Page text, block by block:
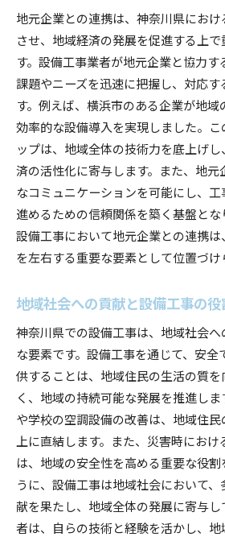
地元企業との連携は、神奈川県にお
させ、地域経済の発展を促進する上
す。設備工事業者が地元企業と協力
課題やニーズを迅速に把握し、対応
す。例えば、横浜市のある企業が地域
効率的な設備導入を実現しました。
ップは、地域全体の技術力を底上げ
済の活性化に寄与します。また、地
なコミュニケーションを可能にし、
進めるための信頼関係を築く基盤とな
設備工事において地元企業との連携
を左右する重要な要素として位置づけ
地域社会への貢献と設備工事の役
神奈川県での設備工事は、地域社会
な要素です。設備工事を通じて、安
供することは、地域住民の生活の質
く、地域の持続可能な発展を推進し
や学校の空調設備の改善は、地域住
上に直結します。また、災害時にお
は、地域の安全性を高める重要な役
うに、設備工事は地域社会において
献を果たし、地域全体の発展に寄与
者は、自らの技術と経験を活かし、